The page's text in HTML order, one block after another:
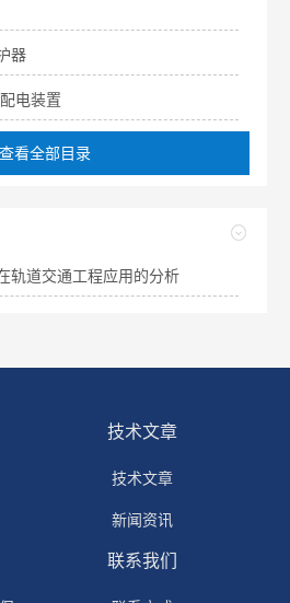
器
电装置
查看全部目录
轨道交通工程应用的分析
技术文章
技术文章
新闻资讯
联系我们